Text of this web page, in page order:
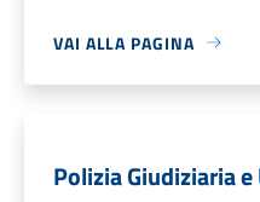
VAI ALLA PAGINA
Polizia Giudiziaria